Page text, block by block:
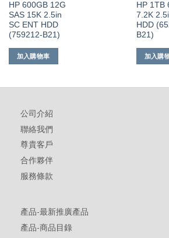
HP 600GB 12G
SAS 15K 2.5in
SC ENT HDD
(759212-B21)
加入購物車
HP 1TB
7.2K
HDD
B21)
加入購
公司介紹
聯絡我們
尊貴客戶
合作夥伴
服務條款
產品-最新推廣產品
產品-商品目錄